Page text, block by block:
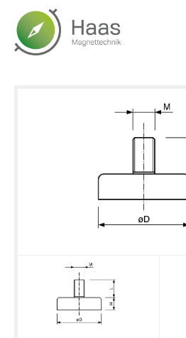
Login
Anmelden
Support
Lorem ipsum dolor sit amet: